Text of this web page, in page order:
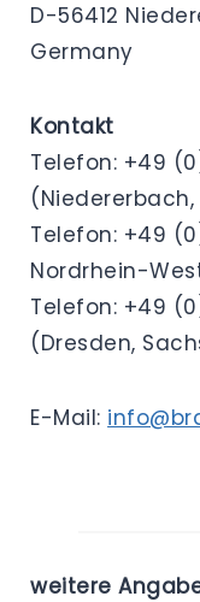
D-56412
Germany
Kontakt
Telefon: +49
Telefon: +49
Nordrhein-
Telefon: +49
(Dresden,
E-Mail:
weitere